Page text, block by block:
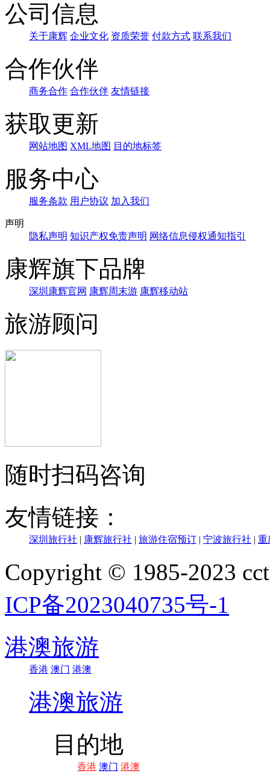
公司信息
关于康辉 企业文化 资质荣誉 付款方式 联系我们
合作伙伴
商务合作 合作伙伴 友情链接
获取更新
网站地图 XML地图 目的地标签
服务中心
服务条款 用户协议 加入我们
声明
隐私声明 知识产权免责声明 网络信息侵权通知指引
康辉旗下品牌
深圳康辉官网 康辉周末游 康辉移动站
旅游顾问
随时扫码咨询
友情链接：
深圳旅行社 | 康辉旅行社 | 旅游住宿预订 | 宁波旅行社 | 重
Copyright © 1985-2023
ICP备2023040735号-1
港澳旅游
香港 澳门 港澳
港澳旅游
目的地
香港 澳门 港澳